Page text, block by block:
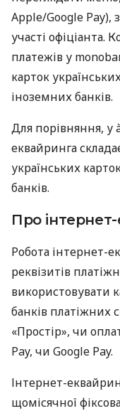
Apple/Google Pay),
участі офіціанта.
платежів у
карток
іноземних банків.
Для порівняння, у
еквайринга
українських
банків.
Про
Робота інтернет-
реквізитів
використовувати
банків платіжних
«Простір», чи
Pay, чи Google Pay.
Інтернет-
щомісячної